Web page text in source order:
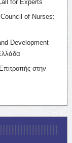
for Experts
of Nurses:
Development
στην